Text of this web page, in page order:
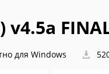
v4.5a
для Windows